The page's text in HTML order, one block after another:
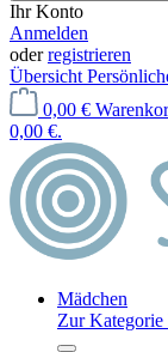
Ihr Konto
Anmelden
oderregistrieren
Übersicht
0,00 €
0,00 €.
Mädchen
Zur Kategorie